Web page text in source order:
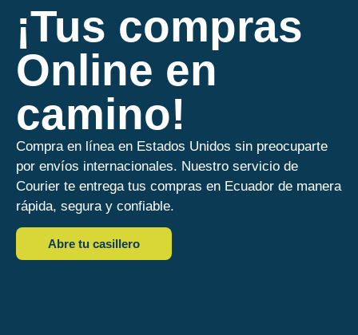
¡Tus compras
Online en
camino!
Compra en línea en Estados Unidos sin preocuparte
por envíos internacionales. Nuestro servicio de
Courier te entrega tus compras en Ecuador de manera
rápida, segura y confiable.
Abre tu casillero